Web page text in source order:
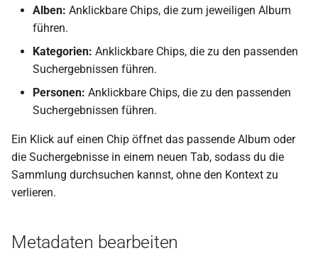
Alben: Anklickbare Chips, die zum jeweiligen Album
führen.
Kategorien: Anklickbare Chips, die zu den passenden
Suchergebnissen führen.
Personen: Anklickbare Chips, die zu den passenden
Suchergebnissen führen.
Ein Klick auf einen Chip öffnet das passende Album oder
die Suchergebnisse in einem neuen Tab, sodass du die
Sammlung durchsuchen kannst, ohne den Kontext zu
verlieren.
Metadaten bearbeiten